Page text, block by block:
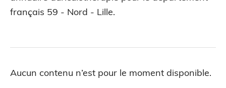
français 59 - Nord - Lille.
Aucun contenu n’est pour le moment disponible.